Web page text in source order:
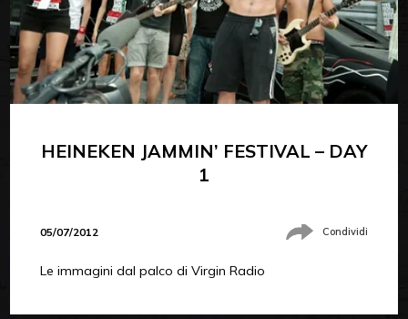
HEINEKEN JAMMIN’ FESTIVAL – DAY
1
05/07/2012 Condividi
Le immagini dal palco di Virgin Radio